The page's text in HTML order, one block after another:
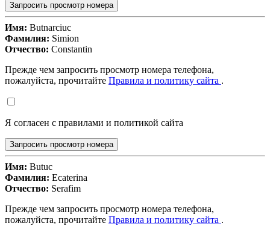
Запросить просмотр номера
Имя: Butnarciuc
Фамилия: Simion
Отчество: Constantin
Прежде чем запросить просмотр номера телефона,
пожалуйста, прочитайте Правила и политику сайта .
Я согласен с правилами и политикой сайта
Запросить просмотр номера
Имя: Butuc
Фамилия: Ecaterina
Отчество: Serafim
Прежде чем запросить просмотр номера телефона,
пожалуйста, прочитайте Правила и политику сайта .